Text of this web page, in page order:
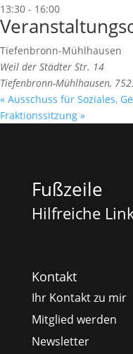
13:30 - 16:00
Tiefenbronn-Mühlhausen
Weil der Städter Str. 14
Tiefenbronn-Mühlhausen,
« Ausschuss für Soziales,
Fraktionssitzung »
Fußzeile
Hilfreiche
Kontakt
Ihr Kontakt zu mir
Mitglied werden
Newsletter